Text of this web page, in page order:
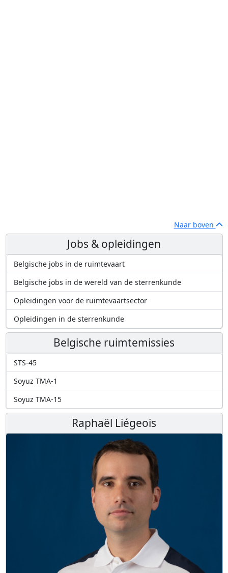
Naar boven
Jobs & opleidingen
Belgische jobs in de ruimtevaart
Belgische jobs in de wereld van de sterrenkunde
Opleidingen voor de ruimtevaartsector
Opleidingen in de sterrenkunde
Belgische ruimtemissies
STS-45
Soyuz TMA-1
Soyuz TMA-15
Raphaël Liégeois